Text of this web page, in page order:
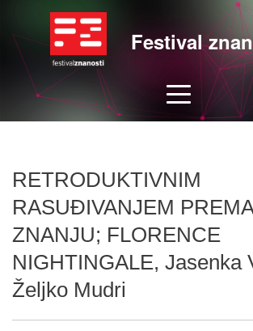
Festival
RETRODUKTIVNIM
RASUĐIVANJEM
ZNANJU; FLORENCE
NIGHTINGALE, Jasenka
Željko Mudri